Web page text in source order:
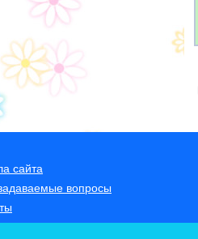
сайта
вопросы